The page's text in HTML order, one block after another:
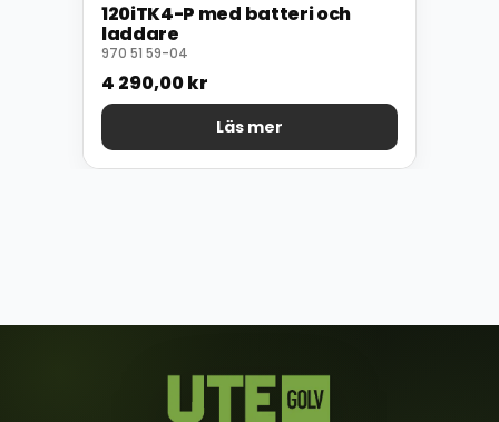
120iTK4-P med batteri och
laddare
970 51 59-04
4 290,00kr
Läs mer